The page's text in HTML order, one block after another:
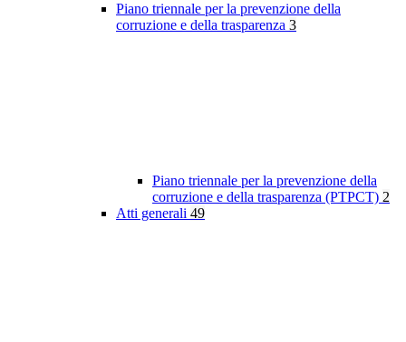
Piano triennale per la prevenzione della
corruzione e della trasparenza 3
Piano triennale per la prevenzione della
corruzione e della trasparenza (PTPCT) 2
Atti generali 49